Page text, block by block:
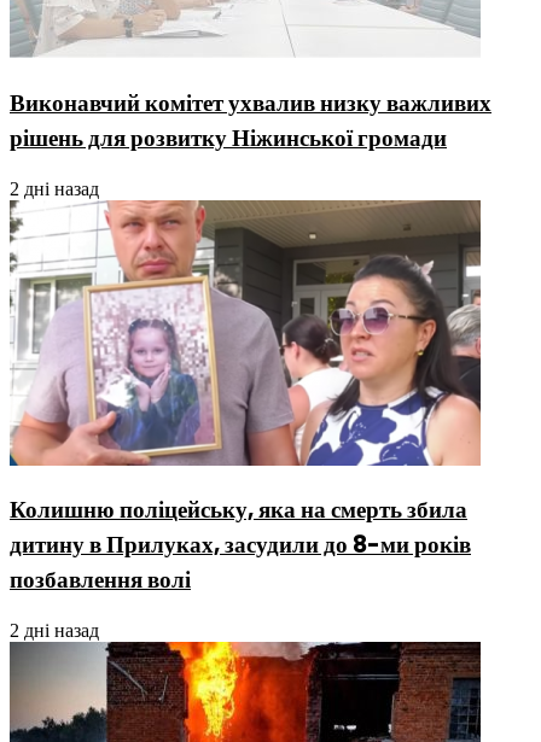
Виконавчий комітет ухвалив низку важливих
рішень для розвитку Ніжинської громади
2 дні назад
Колишню поліцейську, яка на смерть збила
дитину в Прилуках, засудили до 8-ми років
позбавлення волі
2 дні назад